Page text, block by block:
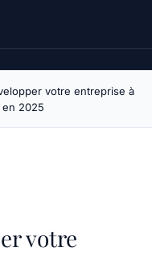
votre entreprise à
en 2025
votre